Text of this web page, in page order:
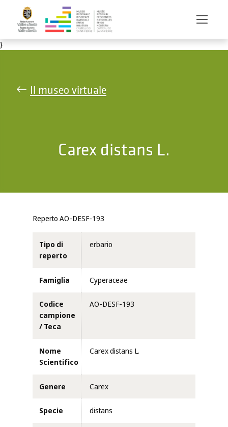
Salta al contenuto principale
}
Il museo virtuale
Carex distans L.
Reperto AO-DESF-193
Tipo di
reperto
erbario
Famiglia Cyperaceae
Codice
campione
/ Teca
AO-DESF-193
Nome
Scientifico
Carex distans L.
Genere Carex
Specie distans